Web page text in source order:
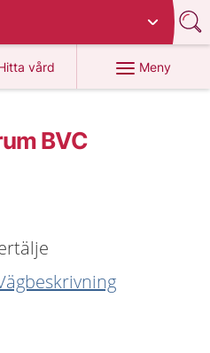
vård
på 1177.se
Meny
BVC